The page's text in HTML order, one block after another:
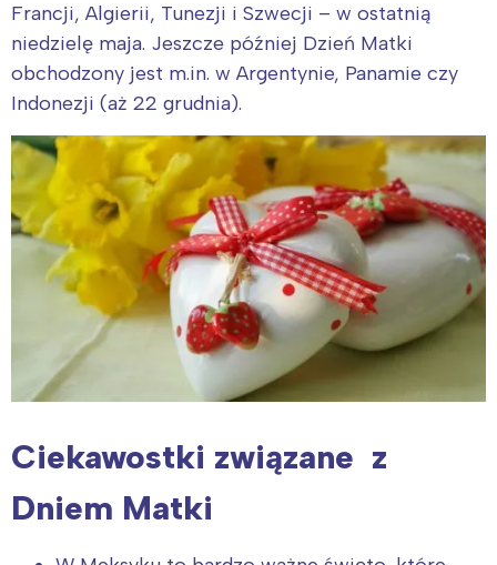
Francji, Algierii, Tunezji i Szwecji – w ostatnią
niedzielę maja. Jeszcze później Dzień Matki
obchodzony jest m.in. w Argentynie, Panamie czy
Indonezji (aż 22 grudnia).
Ciekawostki związane z
Dniem Matki